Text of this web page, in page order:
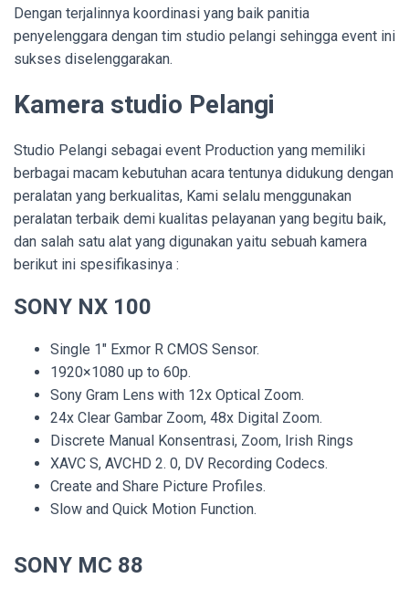
Dengan terjalinnya koordinasi yang baik panitia
penyelenggara dengan tim studio pelangi sehingga event ini
sukses diselenggarakan.
Kamera studio Pelangi
Studio Pelangi sebagai event Production yang memiliki
berbagai macam kebutuhan acara tentunya didukung dengan
peralatan yang berkualitas, Kami selalu menggunakan
peralatan terbaik demi kualitas pelayanan yang begitu baik,
dan salah satu alat yang digunakan yaitu sebuah kamera
berikut ini spesifikasinya :
SONY NX 100
Single 1″ Exmor R CMOS Sensor.
1920×1080 up to 60p.
Sony Gram Lens with 12x Optical Zoom.
24x Clear Gambar Zoom, 48x Digital Zoom.
Discrete Manual Konsentrasi, Zoom, Irish Rings
XAVC S, AVCHD 2. 0, DV Recording Codecs.
Create and Share Picture Profiles.
Slow and Quick Motion Function.
SONY MC 88